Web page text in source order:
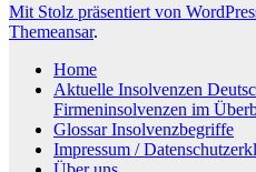
Mit Stolz präsentiert von
Themeansar.
Home
Aktuelle Insolvenzen
Firmeninsolvenzen im
Glossar Insolvenzbegriffe
Impressum /